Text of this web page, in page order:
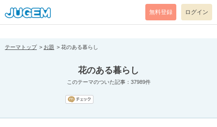
[pear_error: message="Success" code=0 mode=return level=notice
prefix="" info=""]
無料登録 ログイン
テーマトップ お題 花のある暮らし
花のある暮らし
このテーマのついた記事：37989件